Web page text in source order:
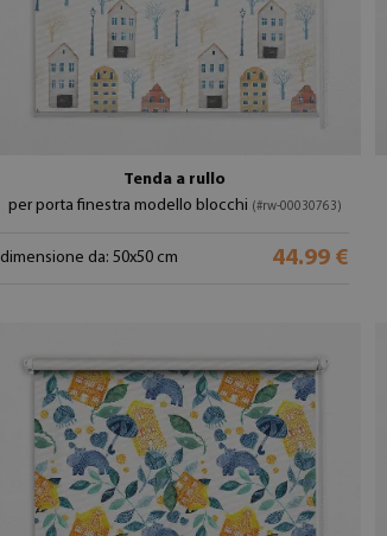
Tenda a rullo
per porta finestra modello blocchi (#rw-00030763)
dimensione da: 50x50 cm 44.99 €